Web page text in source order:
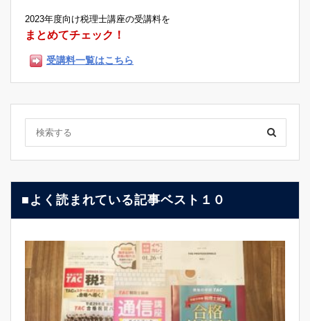
2023年度向け税理士講座の受講料を
まとめてチェック！
受講料一覧はこちら
■よく読まれている記事ベスト１０